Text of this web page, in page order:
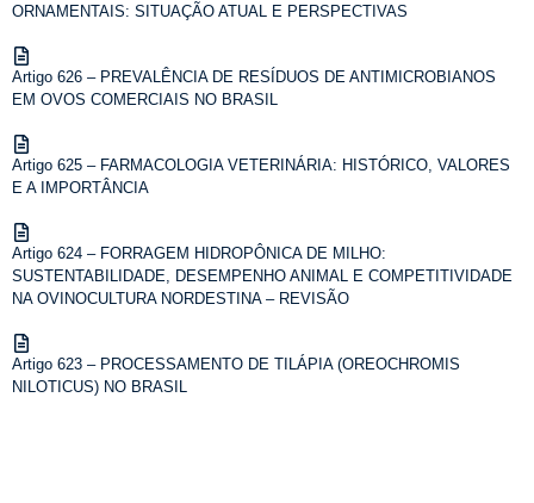
ORNAMENTAIS: SITUAÇÃO ATUAL E PERSPECTIVAS
Artigo 626 – PREVALÊNCIA DE RESÍDUOS DE ANTIMICROBIANOS
EM OVOS COMERCIAIS NO BRASIL
Artigo 625 – FARMACOLOGIA VETERINÁRIA: HISTÓRICO, VALORES
E A IMPORTÂNCIA
Artigo 624 – FORRAGEM HIDROPÔNICA DE MILHO:
SUSTENTABILIDADE, DESEMPENHO ANIMAL E COMPETITIVIDADE
NA OVINOCULTURA NORDESTINA – REVISÃO
Artigo 623 – PROCESSAMENTO DE TILÁPIA (OREOCHROMIS
NILOTICUS) NO BRASIL